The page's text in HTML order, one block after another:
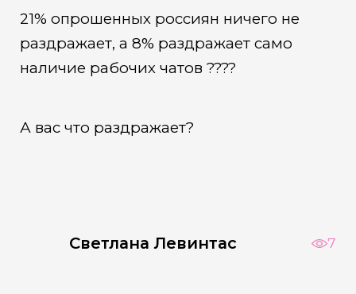
21% опрошенных россиян ничего не
раздражает, а 8% раздражает само
наличие рабочих чатов ????
А вас что раздражает?
Светлана Левинтас 7